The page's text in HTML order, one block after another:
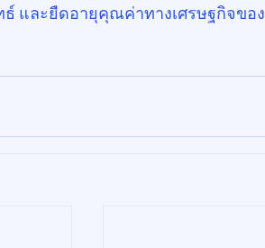
ธ์ และยืดอายุคุณค่าทางเศรษฐกิจของ